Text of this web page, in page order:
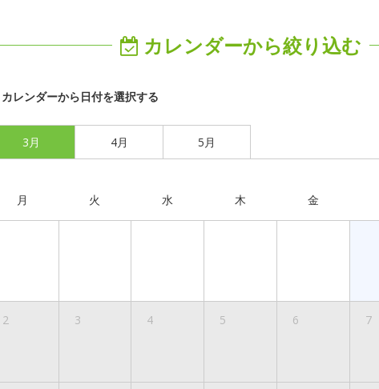
カレンダーから絞り込む
カレンダーから日付を選択する
3月 4月 5月
月 火 水 木 金
2 3 4 5 6 7